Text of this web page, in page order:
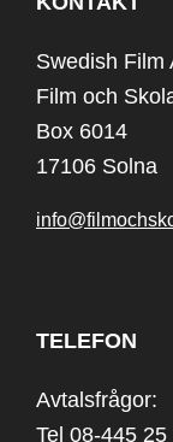
Swedish Film
Film och
Box 6014
17106 Solna
TELEFON
Avtalsfrågor:
Tel 08-445 25